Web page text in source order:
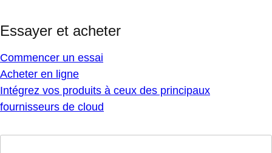
Essayer et acheter
Commencer un essai
Acheter en ligne
Intégrez vos produits à ceux des principaux
fournisseurs de cloud